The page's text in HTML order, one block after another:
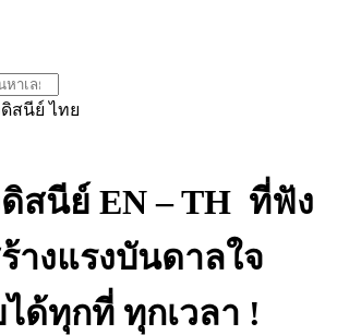
สนีย์ EN – TH ที่ฟัง
างแรงบันดาลใจ
ด้ทุกที่ ทุกเวลา !